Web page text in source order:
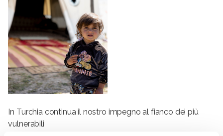
In Turchia continua il nostro impegno al fianco dei più
vulnerabili